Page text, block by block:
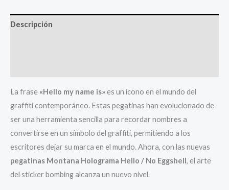
Descripción
La frase «Hello my name is»es un ícono en el mundo del
graffiti contemporáneo. Estas pegatinas han evolucionado de
ser una herramienta sencilla para recordar nombres a
convertirse en un símbolo del graffiti, permitiendo a los
escritores dejar su marca en el mundo. Ahora, con las nuevas
pegatinas Montana Holograma Hello / No Eggshell, el arte
del sticker bombing alcanza un nuevo nivel.